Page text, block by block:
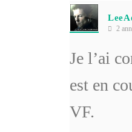
2
Je l’ai
est en
VF.